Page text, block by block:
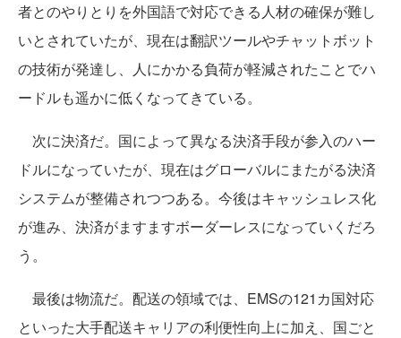
者とのやりとりを外国語で対応できる人材の確保が難し
いとされていたが、現在は翻訳ツールやチャットボット
の技術が発達し、人にかかる負荷が軽減されたことでハ
ードルも遥かに低くなってきている。
次に決済だ。国によって異なる決済手段が参入のハー
ドルになっていたが、現在はグローバルにまたがる決済
システムが整備されつつある。今後はキャッシュレス化
が進み、決済がますますボーダーレスになっていくだろ
う。
最後は物流だ。配送の領域では、EMSの121カ国対応
といった大手配送キャリアの利便性向上に加え、国ごと